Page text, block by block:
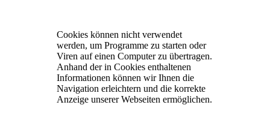
Cookies können nicht verwendet
werden, um Programme zu starten oder
Viren auf einen Computer zu übertragen.
Anhand der in Cookies enthaltenen
Informationen können wir Ihnen die
Navigation erleichtern und die korrekte
Anzeige unserer Webseiten ermöglichen.